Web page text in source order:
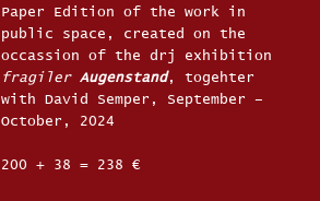
Paper Edition of the work in
public space, created on the
occassion of the drj exhibition
fragiler Augenstand, togehter
with David Semper, September –
October, 2024
200 + 38 = 238 €